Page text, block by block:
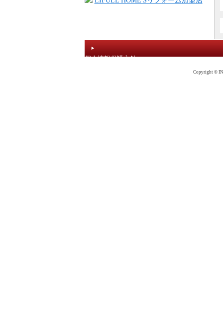
個人情報保護方針
Copyright ©